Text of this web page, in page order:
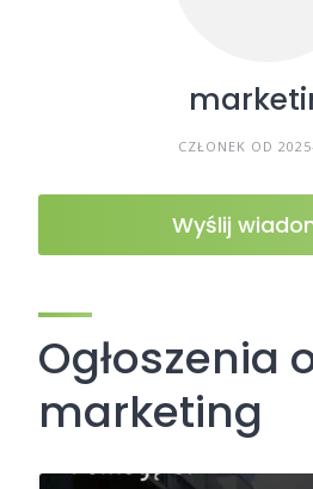
CZŁONEK OD
Wyślij
Ogłoszenia
marketing